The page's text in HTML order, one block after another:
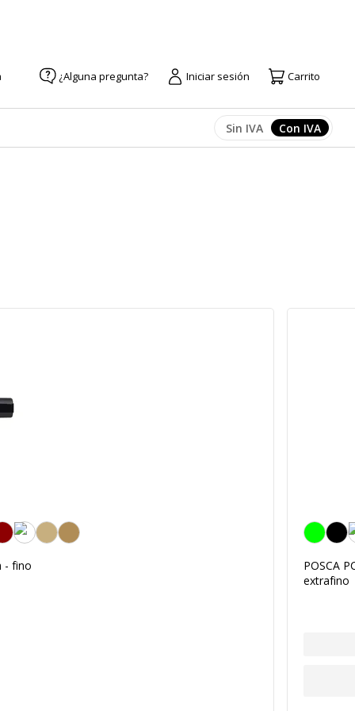
¿Alguna pregunta? Iniciar sesión Carrito
Afficher les prix
Sin IVA Afficher
Con IVA
- fino
Verde
POSCA
extrafino